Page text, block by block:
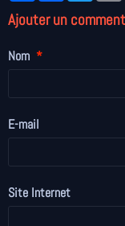
Ajouter un
Nom
E-mail
Site Internet